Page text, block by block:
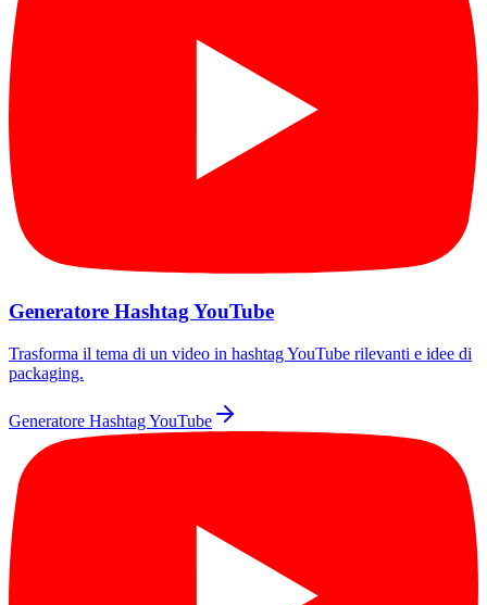
Generatore Hashtag YouTube
Trasforma il tema di un video in hashtag YouTube rilevanti e idee di
packaging.
Generatore Hashtag YouTube